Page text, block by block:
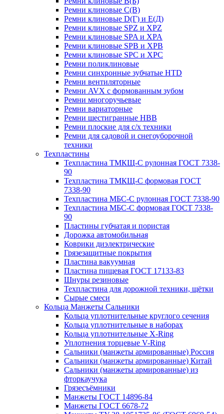
Ремни клиновые С(В)
Ремни клиновые D(Г) и Е(Д)
Ремни клиновые SPZ и XPZ
Ремни клиновые SPA и XPA
Ремни клиновые SPB и XPB
Ремни клиновые SPC и XPC
Ремни поликлиновые
Ремни синхронные зубчатые HTD
Ремни вентиляторные
Ремни AVX с формованным зубом
Ремни многоручьевые
Ремни вариаторные
Ремни шестигранные HBB
Ремни плоские для с/х техники
Ремни для садовой и снегоуборочной
техники
Техпластины
Техпластина ТМКЩ-С рулонная ГОСТ 7338-
90
Техпластина ТМКЩ-С формовая ГОСТ
7338-90
Техпластина МБС-С рулонная ГОСТ 7338-90
Техпластина МБС-С формовая ГОСТ 7338-
90
Пластины губчатая и пористая
Дорожка автомобильная
Коврики диэлектрические
Грязезащитные покрытия
Пластина вакуумная
Пластина пищевая ГОСТ 17133-83
Шнуры резиновые
Техпластина для дорожной техники, щётки
Сырые смеси
Кольца Манжеты Сальники
Кольца уплотнительные круглого сечения
Кольца уплотнительные в наборах
Кольца уплотнительные Х-Ring
Уплотнения торцевые V-Ring
Сальники (манжеты армированные) Россия
Сальники (манжеты армированные) Китай
Сальники (манжеты армированные) из
фторкаучука
Грязесъёмники
Манжеты ГОСТ 14896-84
Манжеты ГОСТ 6678-72